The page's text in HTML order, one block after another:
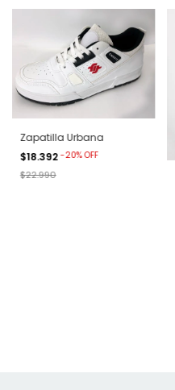
Zapatilla Urbana
$18.392-20%OFF
$22.990